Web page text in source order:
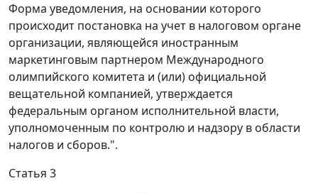
Форма уведомления, на основании которого
происходит постановка на учет в налоговом органе
организации, являющейся иностранным
маркетинговым партнером Международного
олимпийского комитета и (или) официальной
вещательной компанией, утверждается
федеральным органом исполнительной власти,
уполномоченным по контролю и надзору в области
налогов и сборов.".
Статья 3